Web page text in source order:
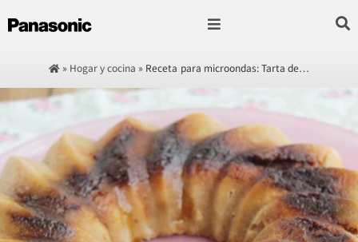
» Hogar y cocina » Receta para microondas: Tarta de…